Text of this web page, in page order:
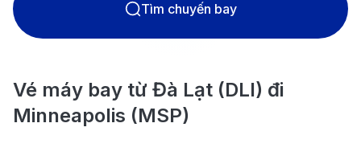
Tìm chuyến bay
Vé máy bay từ Đà Lạt (DLI) đi
Minneapolis (MSP)